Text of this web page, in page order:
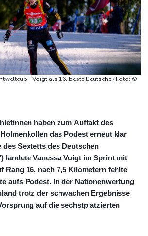
- Voigt als 16. beste Deutsche / Foto: ©
haben zum Auftakt des
das Podest erneut klar
des Sextetts des Deutschen
landete Vanessa Voigt im Sprint mit
Rang 16, nach 7,5 Kilometern fehlte
aufs Podest. In der Nationenwertung
trotz der schwachen Ergebnisse
auf die sechstplatzierten